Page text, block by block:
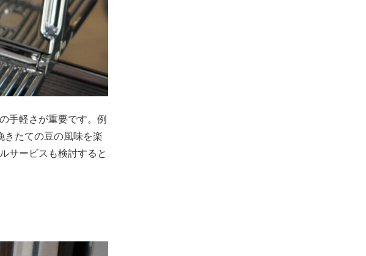
手軽さが重要です。例
きたての豆の風味を楽
サービスも検討すると